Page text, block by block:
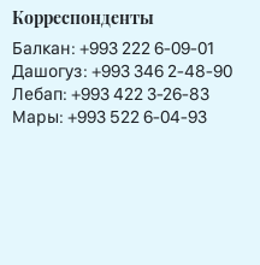
Корреспонденты
Балкан: +993 222 6-09-01
Дашогуз: +993 346 2-48-90
Лебап: +993 422 3-26-83
Мары: +993 522 6-04-93